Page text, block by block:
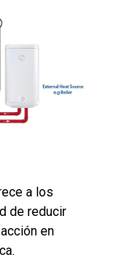
a los
de reducir
en